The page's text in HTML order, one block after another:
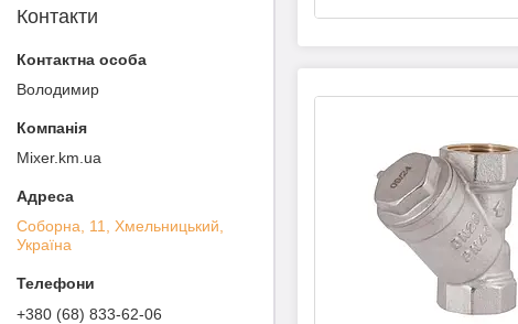
Контакти
Володимир
Mixer.km.ua
Соборна, 11, Хмельницький,
Україна
+380 (68) 833-62-06